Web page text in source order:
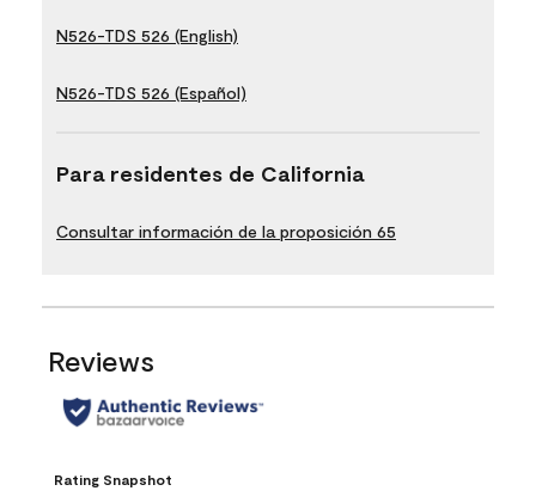
N526-TDS 526 (English)
N526-TDS 526 (Español)
Para residentes de California
Consultar información de la proposición 65
Reviews
Rating Snapshot